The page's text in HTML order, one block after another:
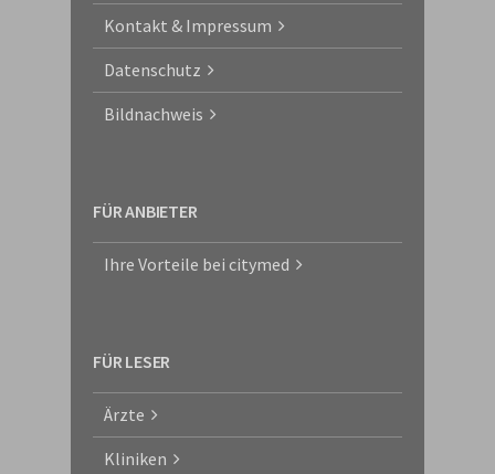
Kontakt & Impressum
Datenschutz
Bildnachweis
FÜR ANBIETER
Ihre Vorteile bei citymed
FÜR LESER
Ärzte
Kliniken